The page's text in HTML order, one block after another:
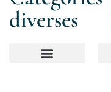
diverses